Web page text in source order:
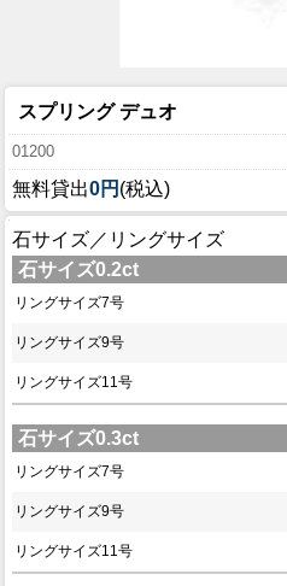
スプリング デュオ
01200
無料貸出0円 (税込)
石サイズ／リングサイズ
石サイズ0.2ct
リングサイズ7号
リングサイズ9号
リングサイズ11号
石サイズ0.3ct
リングサイズ7号
リングサイズ9号
リングサイズ11号